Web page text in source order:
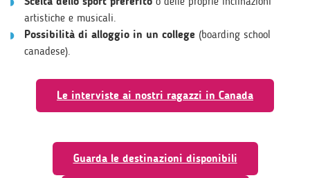
artistiche e musicali.
Possibilità di alloggio in un college (boarding school
canadese).
Le interviste ai nostri ragazzi in Canada
Guarda le destinazioni disponibili